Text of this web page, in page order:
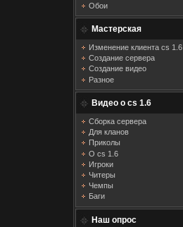
Обои
Мастерская
Изменение клиента cs 1.6
Создание сервера
Создание видео
Разное
Видео о cs 1.6
Сборка сервера
Для кланов
Приколы
О cs 1.6
Игроки
Читеры
Чемпы
Баги
Наш опрос